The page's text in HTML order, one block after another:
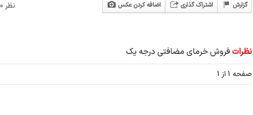
اضافه کردن عکس اشتراک گذاری گزارش 0 نظر
نظراتفروش خرماي مضافتي درجه يك
صفحه 1 از 1